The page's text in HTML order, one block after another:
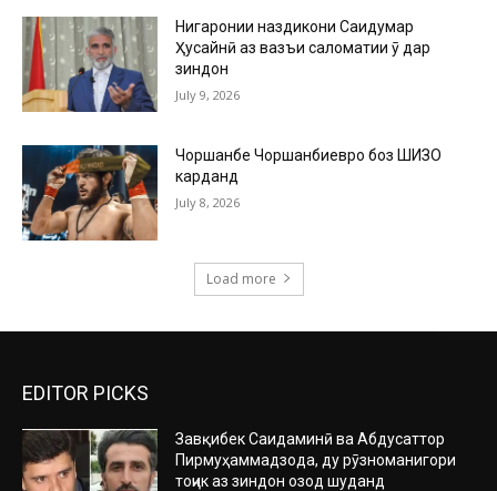
Нигаронии наздикони Саидумар
Ҳусайнӣ аз вазъи саломатии ӯ дар
зиндон
July 9, 2026
Чоршанбе Чоршанбиевро боз ШИЗО
карданд
July 8, 2026
Load more
EDITOR PICKS
Завқибек Саидаминӣ ва Абдусаттор
Пирмуҳаммадзода, ду рӯзноманигори
тоҷик аз зиндон озод шуданд